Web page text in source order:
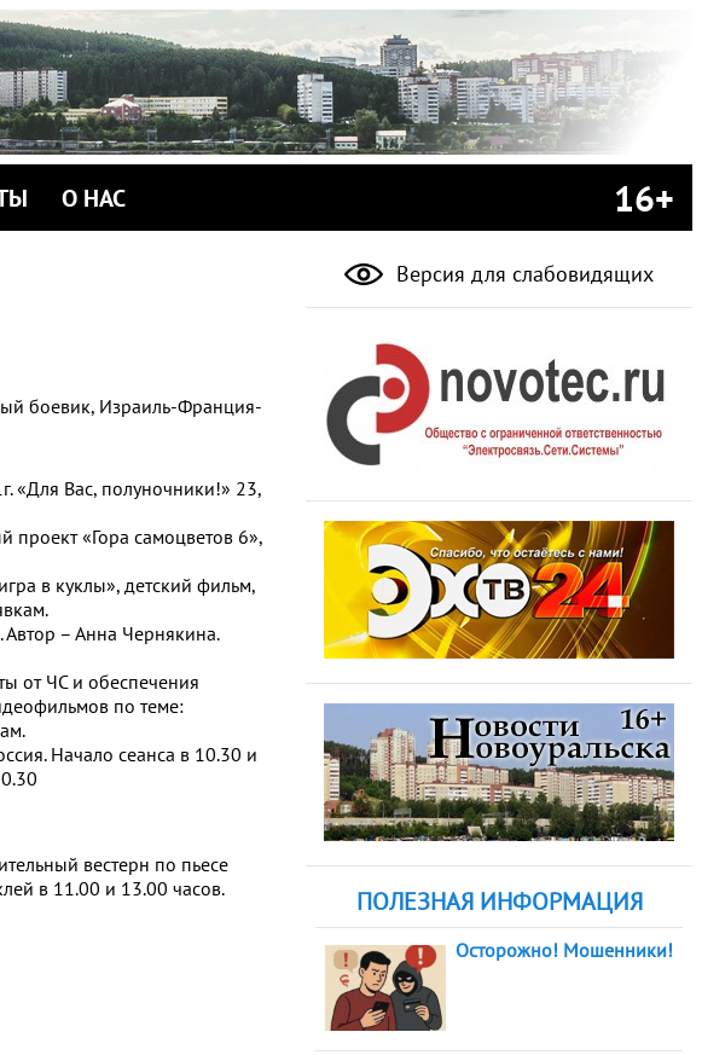
О НАС 16+
боевик, Израиль-Франция-
«Для Вас, полуночники!» 23,
проект «Гора самоцветов 6»,
в куклы», детский фильм,
– Анна Чернякина.
от ЧС и обеспечения
по теме:
Начало сеанса в 10.30 и
вестерн по пьесе
в 11.00 и 13.00 часов.
Версия для слабовидящих
ПОЛЕЗНАЯ ИНФОРМАЦИЯ
Осторожно! Мошенники!